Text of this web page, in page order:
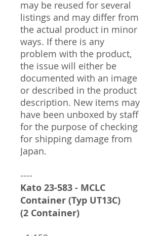
may be reused for several
listings and may differ from
the actual product in minor
ways. If there is any
problem with the product,
the issue will either be
documented with an image
or described in the product
description. New items may
have been unboxed by staff
for the purpose of checking
for shipping damage from
Japan.
----
Kato 23-583 - MCLC
Container (Typ UT13C)
(2 Container)